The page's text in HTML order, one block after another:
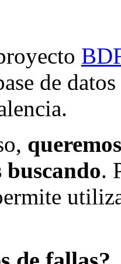
de
buscando.